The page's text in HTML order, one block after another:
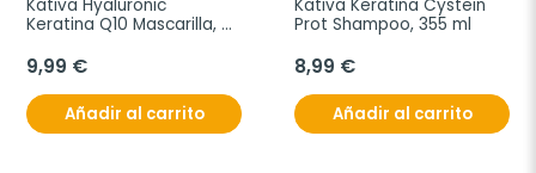
Kativa Hyaluronic
Keratina Q10 Mascarilla,
9,99 €
Añadir al carrito
Kativa Keratina Cystein
Prot Shampoo, 355 ml
8,99 €
Añadir al carrito